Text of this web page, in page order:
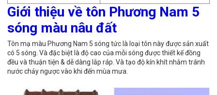
Giới thiệu về tôn Phương Nam 5
sóng màu nâu đất
Tôn mạ màu Phương Nam 5 sóng tức là loại tôn này được sản xuất
có 5 sóng. Và đặc biệt là độ cao của mỗi sóng được thiết kế đồng
đều và thuận tiện & dễ dàng lắp ráp. Và tạo độ kín khít nhằm tránh
nước chảy ngược vào khi đến mùa mưa.